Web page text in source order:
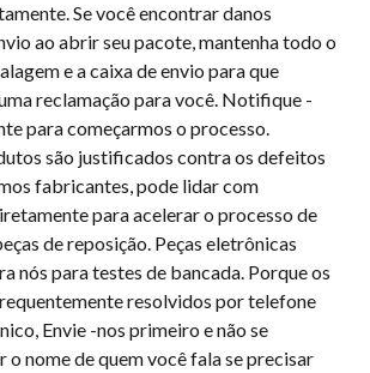
Se você encontrar danos
ao abrir seu pacote, mantenha todo o
e a caixa de envio para que
reclamação para você. Notifique -
para começarmos o processo.
são justificados contra os defeitos
fabricantes, pode lidar com
para acelerar o processo de
de reposição. Peças eletrônicas
nós para testes de bancada. Porque os
resolvidos por telefone
Envie -nos primeiro e não se
o nome de quem você fala se precisar